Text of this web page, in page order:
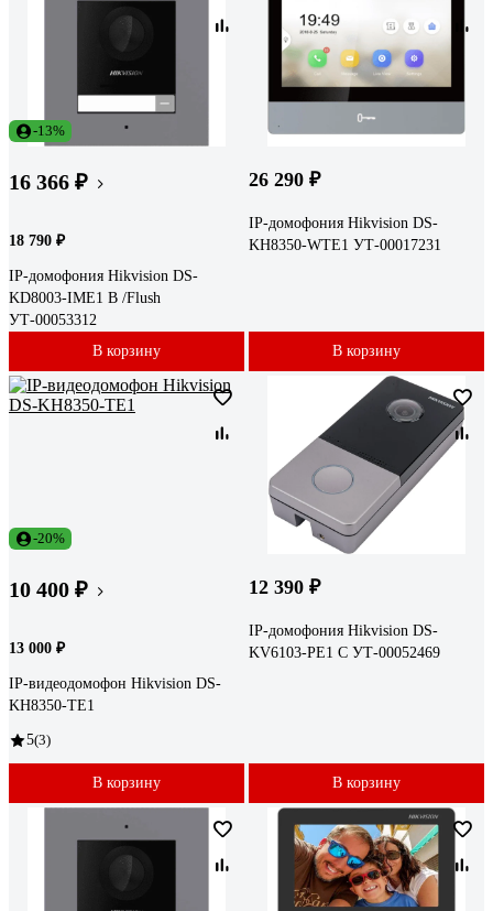
-13%
16 366 ₽
18 790 ₽
IP-домофония Hikvision DS-
KD8003-IME1 B /Flush
УТ-00053312
В корзину
26 290 ₽
IP-домофония Hikvision DS-
KH8350-WTE1 УТ-00017231
В корзину
-20%
10 400 ₽
13 000 ₽
IP-видеодомофон Hikvision DS-
KH8350-TE1
5(3)
В корзину
12 390 ₽
IP-домофония Hikvision DS-
KV6103-PE1 C УТ-00052469
В корзину